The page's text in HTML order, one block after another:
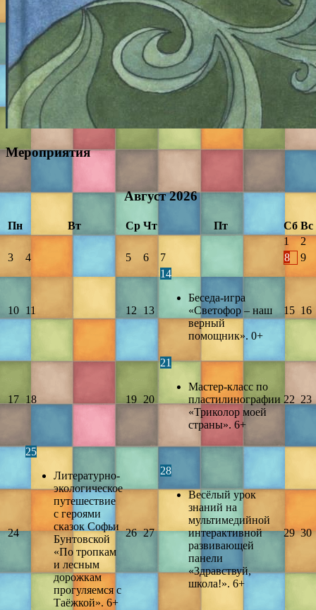
Мероприятия
Август 2026
Пн Вт Ср Чт Пт Сб Вс
1
2
3
4 5 6 7 8 9
10 11 12 13
14
Беседа-игра
«Светофор – наш
верный
помощник». 0+
15 16
17 18 19 20
21
Мастер-класс по
пластилинографии
«Триколор моей
страны». 6+
22 23
24
25
Литературно-
экологическое
путешествие
с героями
сказок Софьи
Бунтовской
«По тропкам
и лесным
дорожкам
прогуляемся с
Таёжкой». 6+
26 27
28
Весёлый урок
знаний на
мультимедийной
интерактивной
развивающей
панели
«Здравствуй,
школа!». 6+
29 30